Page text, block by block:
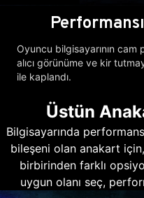
Oyuncu bilgisayarının
alıcı görünüme ve kir
ile kaplandı.
Üstün
Bilgisayarında
bileşeni olan anakart
birbirinden farklı
uygun olanı seç,